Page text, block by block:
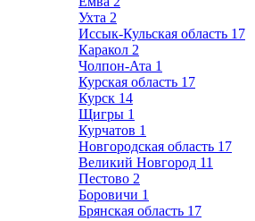
Ухта 2
Иссык-Кульская область 17
Каракол 2
Чолпон-Ата 1
Курская область 17
Курск 14
Щигры 1
Курчатов 1
Новгородская область 17
Великий Новгород 11
Пестово 2
Боровичи 1
Брянская область 17